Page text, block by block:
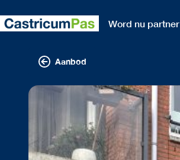
Word nu partner
Aanbod